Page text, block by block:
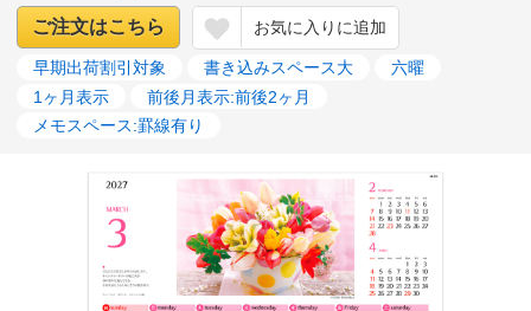
ご注文はこちら お気に入りに追加
早期出荷割引対象 書き込みスペース大
六曜
1ヶ月表示
前後月表示:前後2ヶ月
メモスペース:罫線有り